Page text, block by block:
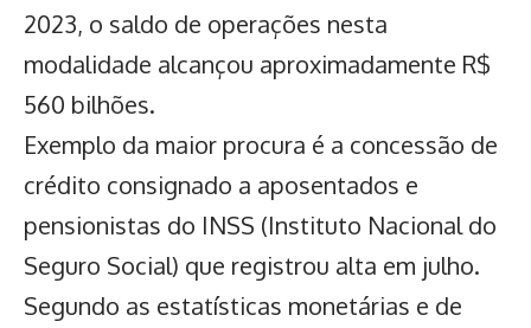
2023, o saldo de operações nesta
modalidade alcançou aproximadamente R$
560 bilhões.
Exemplo da maior procura é a concessão de
crédito consignado a aposentados e
pensionistas do INSS (Instituto Nacional do
Seguro Social) que registrou alta em julho.
Segundo as estatísticas monetárias e de